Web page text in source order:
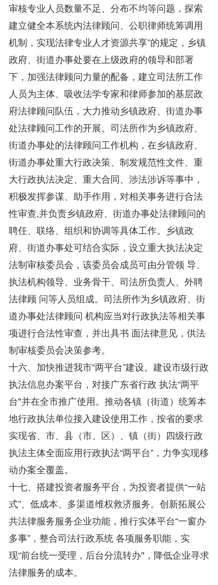
审核专业人员数量不足、分布不均等问题，探索
建立健全本系统内法律顾问、公职律师统筹调用
机制，实现法律专业人才资源共享”的规定，乡镇
政府、街道办事处要在上级政府的领导和部署
下，加强法律顾问力量的配备，建立司法所工作
人员为主体、吸收法学专家和律师参加的基层政
府法律顾问队伍，大力推动乡镇政府、街道办事
处法律顾问工作的开展。司法所作为乡镇政府、
街道办事处的法律顾问工作机构，在乡镇政府、
街道办事处重大行政决策、制发规范性文件、重
大行政执法决定、重大合同、涉法涉诉等事中，
积极发挥参谋、助手作用，对相关事务进行合法
性审查,并负责乡镇政府、街道办事处法律顾问的
聘任、联络、组织和协调等具体工作。乡镇政
府、街道办事处可结合实际，设立重大执法决定
法制审核委员会，该委员会成员可由分管领 导、
执法机构领导、业务骨干、司法所负责人、外聘
法律顾 问等人员组成。司法所作为乡镇政府、街
道办事处法律顾问 机构应当对行政执法等相关事
项进行合法性审查，并出具书 面法律意见，供法
制审核委员会决策参考。
十六、加快推进我市“两平台”建设。建设市级行政
执法信息办案平台，对接广东省行政 执法“两平
台"并在全市推广使用。推动各镇（街道）统筹本
地行政执法单位接入建设使用工作，按省的要求
实现省、市、县（市、区）、镇（街）四级行政
执法主体全面应用行政执法“两平台”，力争实现移
动办案全覆盖。
十七、搭建投资者服务平台，为投资者提供“一站
式”、低成本、多渠道维权救济服务。创新拓展公
共法律服务服务企业功能，推行实体平台“一窗办
多事”，整合司法行政系统 各项服务职能，实
现“前台统一受理，后台分流转办"，降低企业寻求
法律服务的成本。